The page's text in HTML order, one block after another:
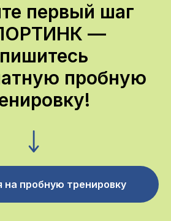
первый шаг
—
пробную
на пробную тренировку